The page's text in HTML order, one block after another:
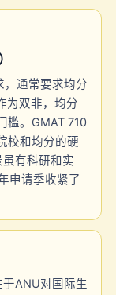
通常要求均分
为双非，均分
槛。GMAT 710
校和均分的硬
有科研和实
申请季收紧了
ANU对国际生